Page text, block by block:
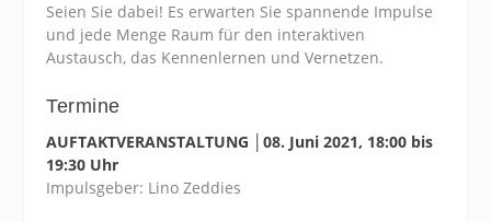
Seien Sie dabei! Es erwarten Sie spannende Impulse
und jede Menge Raum für den interaktiven
Austausch, das Kennenlernen und Vernetzen.
Termine
AUFTAKTVERANSTALTUNG │08. Juni 2021, 18:00 bis
19:30 Uhr
Impulsgeber: Lino Zeddies